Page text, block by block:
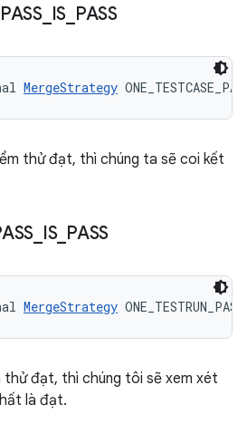
PASS_ IS PASS
MergeStrategy
thử đạt, thì chúng ta sẽ coi kết
IS_ PASS
MergeStrategy
thử đạt, thì chúng tôi sẽ xem xét
là đạt.